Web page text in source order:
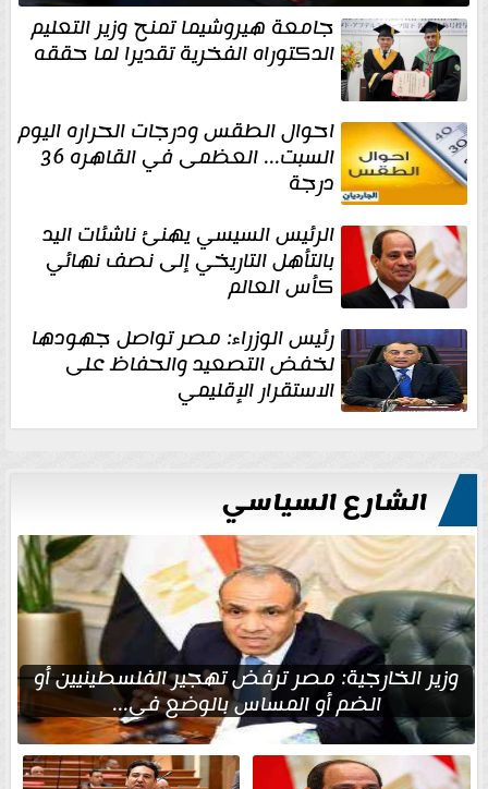
جامعة هيروشيما تمنح وزير التعليم
الدكتوراه الفخرية تقديرا لما حققه
احوال الطقس ودرجات الحراره اليوم
السبت... العظمى في القاهره 36
درجة
الرئيس السيسي يهنئ ناشئات اليد
بالتأهل التاريخي إلى نصف نهائي
كأس العالم
رئيس الوزراء: مصر تواصل جهودها
لخفض التصعيد والحفاظ على
الاستقرار الإقليمي
الشارع السياسي
وزير الخارجية: مصر ترفض تهجير الفلسطينيين أو
الضم أو المساس بالوضع في...